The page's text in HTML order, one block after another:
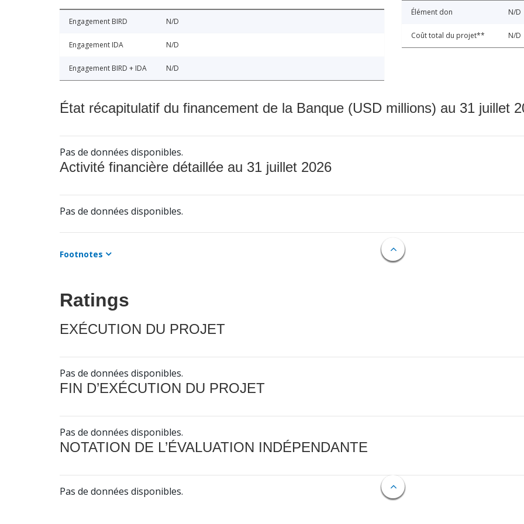
Engagement BIRD N/D
Engagement IDA N/D
Engagement BIRD + IDA N/D
Élément don N/D
Coût total du projet** N/D
État récapitulatif du financement de la Banque (USD millions) au 31 juillet
Pas de données disponibles.
Activité financière détaillée au 31 juillet 2026
Pas de données disponibles.
Footnotes
Ratings
EXÉCUTION DU PROJET
Pas de données disponibles.
FIN D’EXÉCUTION DU PROJET
Pas de données disponibles.
NOTATION DE L’ÉVALUATION INDÉPENDANTE
Pas de données disponibles.